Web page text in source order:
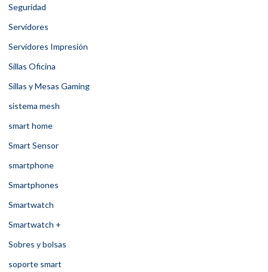
Seguridad
Servidores
Servidores Impresión
Sillas Oficina
Sillas y Mesas Gaming
sistema mesh
smart home
Smart Sensor
smartphone
Smartphones
Smartwatch
Smartwatch +
Sobres y bolsas
soporte smart